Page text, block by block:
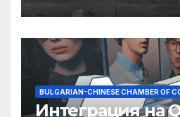
BULGARIAN-CHINESE CHAMBER OF
Интеграция на